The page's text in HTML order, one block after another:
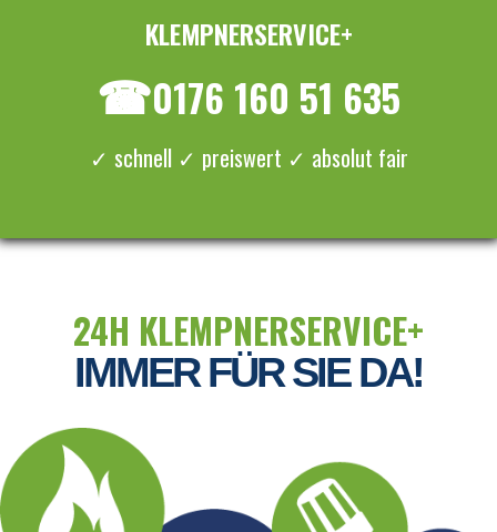
KLEMPNERSERVICE+
☎0176 160 51 635
✓ schnell ✓ preiswert ✓ absolut fair
24H KLEMPNERSERVICE+
IMMER FÜR SIE DA!